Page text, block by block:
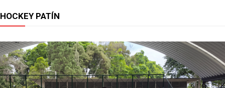
HOCKEY PATÍN